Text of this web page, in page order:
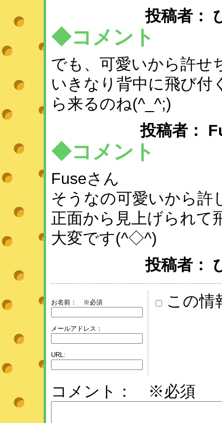
投稿者：
◆コメント
でも、可愛いから許せ
いきなり背中に飛び付
ら来るのね(^_^;)
投稿者：
◆コメント
Fuseさん
そうなの可愛いから許
正面から見上げられて
大変です(^◇^)
投稿者：
お名前： ※必須
メールアドレス：
URL:
この情
コメント： ※必須